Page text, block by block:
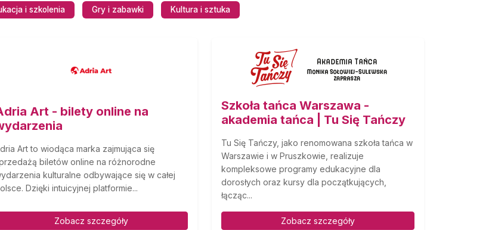
i szkolenia Gry i zabawki Kultura i sztuka
Art - bilety online na
Art to wiodąca marka zajmująca się
biletów online na różnorodne
kulturalne odbywające się w całej
Dzięki intuicyjnej platformie...
Zobacz szczegóły
Szkoła tańca Warszawa -
akademia tańca | Tu Się Tańczy
Tu Się Tańczy, jako renomowana szkoła tańca w
Warszawie i w Pruszkowie, realizuje
kompleksowe programy edukacyjne dla
dorosłych oraz kursy dla początkujących,
łącząc...
Zobacz szczegóły